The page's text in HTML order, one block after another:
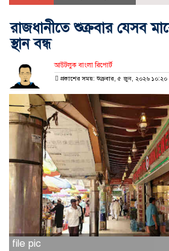
রাজধানীতে শুক্রবার যেসব
স্থান বন্ধ
আউটলুক বাংলা রিপোর্ট
প্রকাশের সময়: শুক্রবার, ৫ জুন, ২০২৬ ১০:২০
file pic